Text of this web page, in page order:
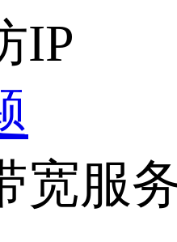
IP
宽服